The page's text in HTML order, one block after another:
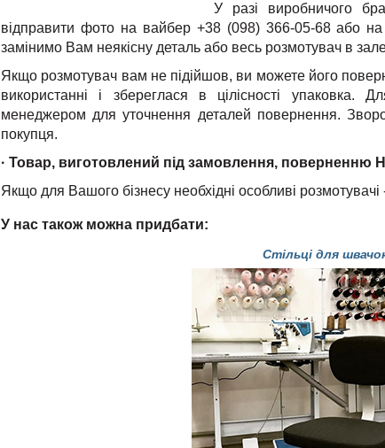
У разі виробничого
відправити фото на вайбер +38 (098) 366-05-68 або
замінимо Вам неякісну деталь або весь розмотувач в
Якщо розмотувач вам не підійшов, ви можете його
використанні і збереглася в цілісності упаковка.
менеджером для уточнення деталей повернення.
покупця.
· Товар, виготовлений під замовлення, поверненню
Якщо для Вашого бізнесу необхідні особливі
У нас також можна придбати:
Стільці для